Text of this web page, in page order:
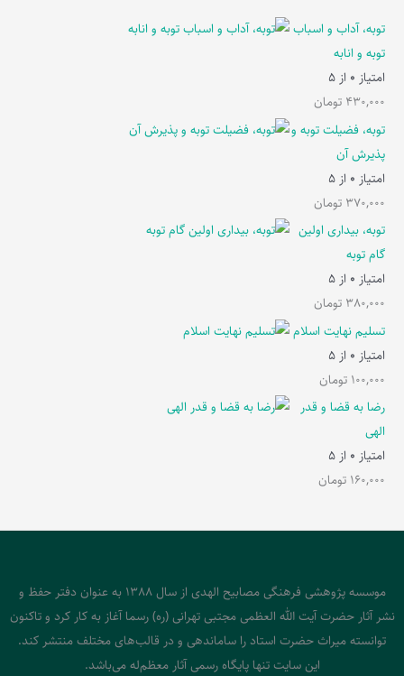
توبه، آداب و اسباب
توبه و انابه
امتیاز 0 از 5
430,000 تومان
توبه، فضیلت توبه و
پذیرش آن
امتیاز 0 از 5
370,000 تومان
توبه، بیداری اولین
گام توبه
امتیاز 0 از 5
380,000 تومان
تسلیم نهایت اسلام
امتیاز 0 از 5
100,000 تومان
رضا به قضا و قدر
الهی
امتیاز 0 از 5
160,000 تومان
موسسه پژوهشی فرهنگی مصابیح الهدی از سال 1388 به عنوان دفتر حفظ و
نشر آثار حضرت آیت الله العظمی مجتبی تهرانی (ره) رسما آغاز به کار کرد و تاکنون
توانسته میراث حضرت استاد را ساماندهی و در قالب‌های مختلف منتشر کند.
این سایت تنها پایگاه رسمی آثار معظم‌له می‌باشد.